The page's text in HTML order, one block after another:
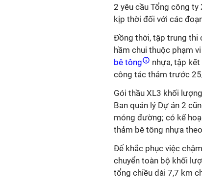
2 yêu cầu Tổng công
kịp thời đối với các
Đồng thời, tập trung thi
hầm chui thuộc phạm
bê tông
nhựa, tập
công tác thảm trước
Gói thầu XL3 khối
Ban quản lý Dự án 2
móng đường; có kế
thảm bê tông nhựa
Để khắc phục việc
chuyển toàn bộ khối
tổng chiều dài 7,7 km